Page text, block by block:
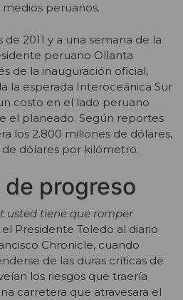
peruanos.
2011 y a una semana de la
peruano Ollanta
de la inauguración oficial,
la esperada Interoceánica Sur
costo en el lado peruano
el planeado. Según reportes
los 2.800 millones de dólares,
dólares por kilómetro.
de progreso
usted tiene que romper
el Presidente Toledo al diario
Chronicle, cuando
de las duras críticas de
los riesgos que traería
carretera que atravesara el